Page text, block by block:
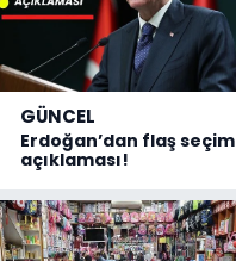
GÜNCEL
Erdoğan’dan flaş seçim
açıklaması!